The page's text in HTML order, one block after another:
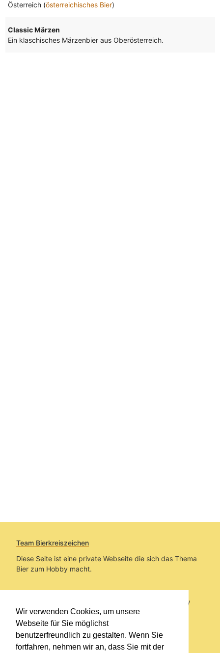
Wir verwenden Cookies, um unsere
Webseite für Sie möglichst
benutzerfreundlich zu gestalten. Wenn Sie
fortfahren, nehmen wir an, dass Sie mit der
Österreich (österreichisches Bier)
Classic Märzen
Ein klaschisches Märzenbier aus Oberösterreich.
Team Bierkreiszeichen
Diese Seite ist eine private Webseite die sich das Thema
Bier zum Hobby macht.
Sie befinden sich auf https://www.bierkreiszeichen.at/
im Pfad:Bierkreiszeichen/Gesammelte Biere
Erstellt: 2026-08-07